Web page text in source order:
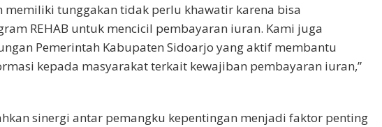
memiliki tunggakan tidak perlu khawatir karena bisa
REHAB untuk mencicil pembayaran iuran. Kami juga
Pemerintah Kabupaten Sidoarjo yang aktif membantu
kepada masyarakat terkait kewajiban pembayaran iuran,”
sinergi antar pemangku kepentingan menjadi faktor penting